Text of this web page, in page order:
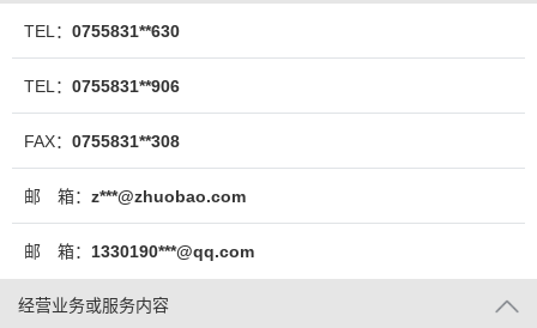
TEL： 0755831**630
TEL： 0755831**906
FAX： 0755831**308
邮 箱： z***@zhuobao.com
邮 箱： 1330190***@qq.com
经营业务或服务内容